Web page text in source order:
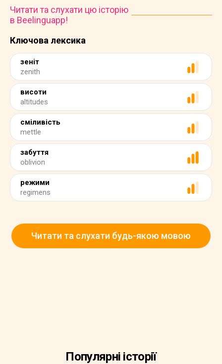
Ключова лексика
зеніт
zenith
висоти
altitudes
сміливість
mettle
забуття
oblivion
режими
regimens
Читати та слухати цю історію
в Beelinguapp!
Читати та слухати будь-якою мовою
Популярні історії